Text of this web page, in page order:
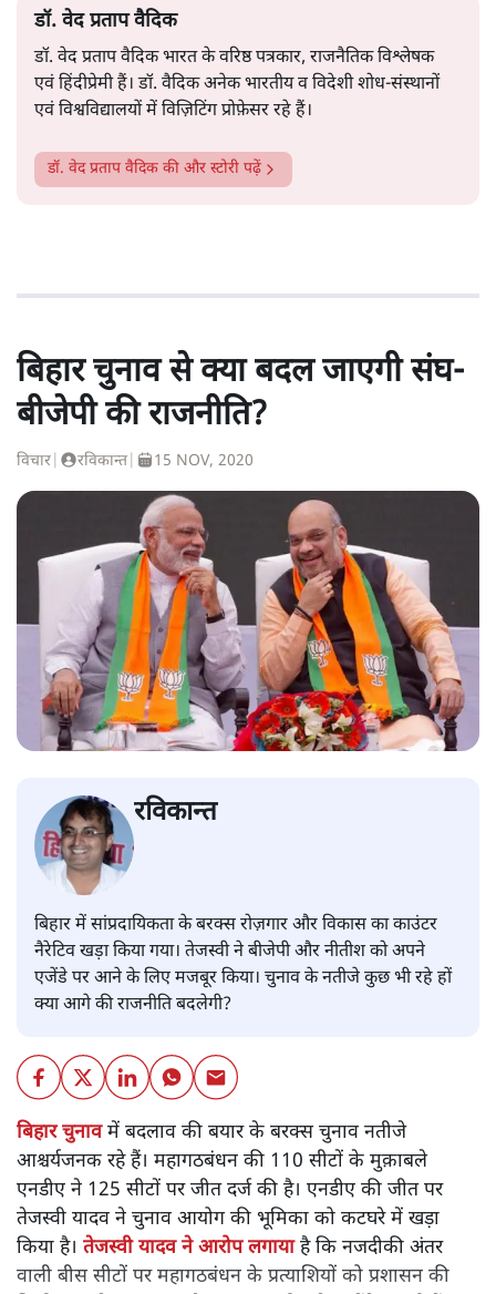
डॉ. वेद प्रताप वैदिक
डॉ. वेद प्रताप वैदिक भारत के वरिष्ठ पत्रकार, राजनैतिक विश्लेषक
एवं हिंदीप्रेमी हैं। डॉ. वैदिक अनेक भारतीय व विदेशी शोध-संस्थानों
एवं विश्वविद्यालयों में विज़िटिंग प्रोफ़ेसर रहे हैं।
डॉ. वेद प्रताप वैदिक की और स्टोरी पढ़ें
बिहार चुनाव से क्या बदल जाएगी संघ-
बीजेपी की राजनीति?
विचार रविकान्त 15 NOV, 2020
रविकान्त
बिहार में सांप्रदायिकता के बरक्स रोज़गार और विकास का काउंटर
नैरेटिव खड़ा किया गया। तेजस्वी ने बीजेपी और नीतीश को अपने
एजेंडे पर आने के लिए मजबूर किया। चुनाव के नतीजे कुछ भी रहे हों
क्या आगे की राजनीति बदलेगी?
बिहार चुनावमें बदलाव की बयार के बरक्स चुनाव नतीजे
आश्चर्यजनक रहे हैं। महागठबंधन की 110 सीटों के मुक़ाबले
एनडीए ने 125 सीटों पर जीत दर्ज की है। एनडीए की जीत पर
तेजस्वी यादव ने चुनाव आयोग की भूमिका को कटघरे में खड़ा
किया है। तेजस्वी यादव ने आरोप लगायाहै कि नजदीकी अंतर
वाली बीस सीटों पर महागठबंधन के प्रत्याशियों को प्रशासन की